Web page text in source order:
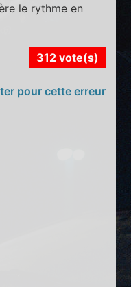
le rythme en
312 vote(s)
pour cette erreur